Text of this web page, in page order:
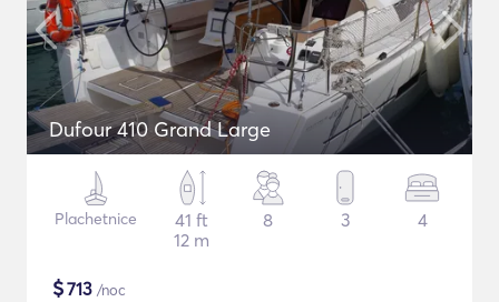
Dufour 410 Grand Large
Plachetnice
41 ft
12 m
8 3 4
$713 /noc